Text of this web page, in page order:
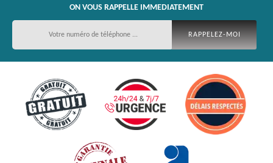
ON VOUS RAPPELLE IMMEDIATEMENT